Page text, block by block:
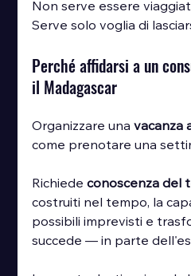
Non serve essere
Serve solo voglia di
Perché affidarsi a un
il Madagascar
Organizzare una vacanza
come prenotare una
Richiede conoscenza del
costruiti nel tempo, la
possibili imprevisti e
succede — in parte